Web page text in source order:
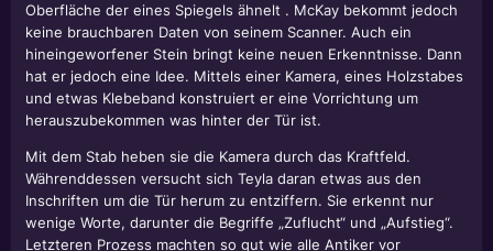
Oberfläche der eines Spiegels ähnelt . McKay bekommt jedoch
keine brauchbaren Daten von seinem Scanner. Auch ein
hineingeworfener Stein bringt keine neuen Erkenntnisse. Dann
hat er jedoch eine Idee. Mittels einer Kamera, eines Holzstabes
und etwas Klebeband konstruiert er eine Vorrichtung um
herauszubekommen was hinter der Tür ist.
Mit dem Stab heben sie die Kamera durch das Kraftfeld.
Währenddessen versucht sich Teyla daran etwas aus den
Inschriften um die Tür herum zu entziffern. Sie erkennt nur
wenige Worte, darunter die Begriffe „Zuflucht“ und „Aufstieg“.
Letzteren Prozess machten so gut wie alle Antiker vor